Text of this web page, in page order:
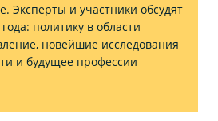
Эксперты и участники обсудят
политику в области
новейшие исследования
и будущее профессии